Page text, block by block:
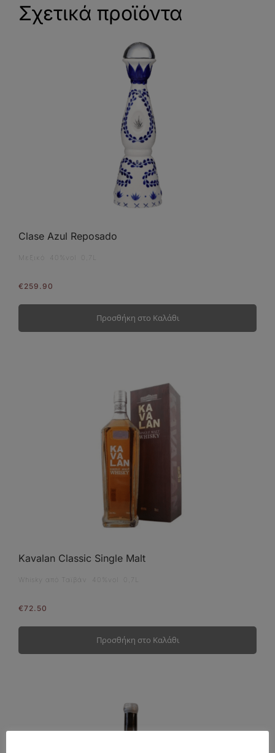
Σχετικά προϊόντα
Clase Azul Reposado
Μεξικό 40%vol 0,7L
€ 259.90
Προσθήκη στο Καλάθι
Kavalan Classic Single Malt
Whisky από Ταϊβάν 40%vol 0,7L
€72.50
Προσθήκη στο Καλάθι